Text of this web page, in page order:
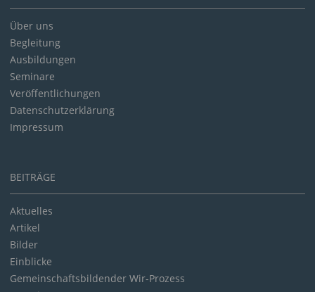
Über uns
Begleitung
Ausbildungen
Seminare
Veröffentlichungen
Datenschutzerklärung
Impressum
BEITRÄGE
Aktuelles
Artikel
Bilder
Einblicke
Gemeinschaftsbildender Wir-Prozess